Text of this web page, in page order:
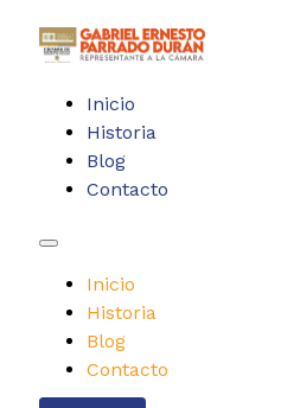
Inicio
Historia
Blog
Contacto
Inicio
Historia
Blog
Contacto